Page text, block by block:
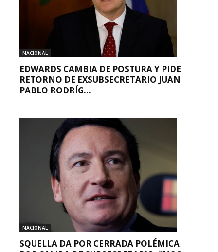
NACIONAL
EDWARDS CAMBIA DE POSTURA Y PIDE
RETORNO DE EXSUBSECRETARIO JUAN
PABLO RODRÍG...
NACIONAL
SQUELLA DA POR CERRADA POLÉMICA